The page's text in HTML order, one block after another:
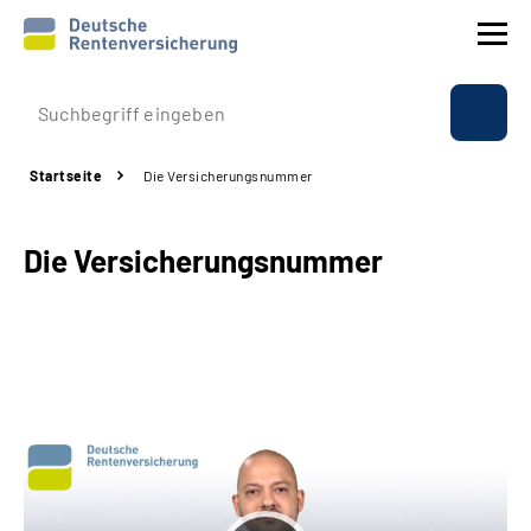
Prävention
Rente
Über uns & Presse
Startseite Die Versicherungsnummer
Die Versicherungsnummer